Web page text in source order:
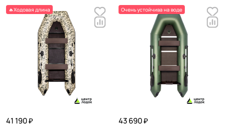
🔥Ходовая длина
41 190 ₽
Очень устойчива на воде
43 690 ₽